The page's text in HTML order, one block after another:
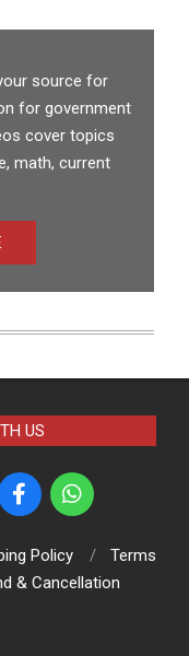
source for
for government
cover topics
math, current
US
Policy
Terms
& Cancellation